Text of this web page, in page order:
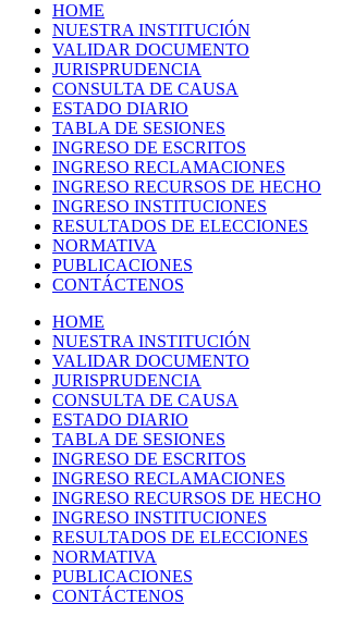
HOME
NUESTRA INSTITUCIÓN
VALIDAR DOCUMENTO
JURISPRUDENCIA
CONSULTA DE CAUSA
ESTADO DIARIO
TABLA DE SESIONES
INGRESO DE ESCRITOS
INGRESO RECLAMACIONES
INGRESO RECURSOS DE HECHO
INGRESO INSTITUCIONES
RESULTADOS DE ELECCIONES
NORMATIVA
PUBLICACIONES
CONTÁCTENOS
HOME
NUESTRA INSTITUCIÓN
VALIDAR DOCUMENTO
JURISPRUDENCIA
CONSULTA DE CAUSA
ESTADO DIARIO
TABLA DE SESIONES
INGRESO DE ESCRITOS
INGRESO RECLAMACIONES
INGRESO RECURSOS DE HECHO
INGRESO INSTITUCIONES
RESULTADOS DE ELECCIONES
NORMATIVA
PUBLICACIONES
CONTÁCTENOS